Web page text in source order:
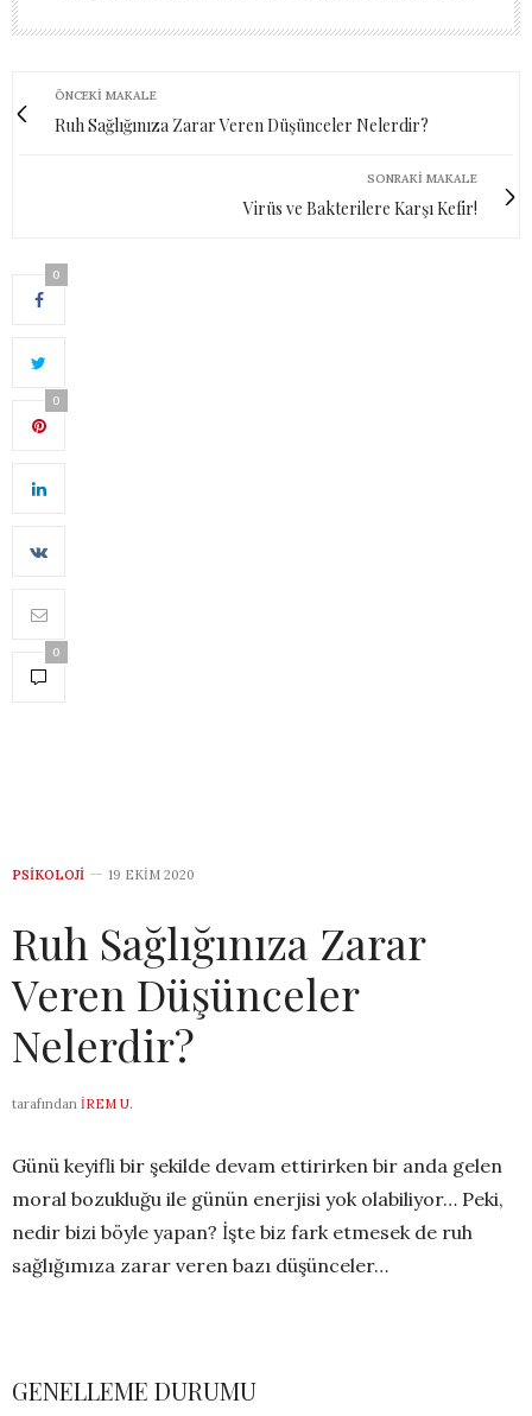
ÖNCEKI MAKALE
Ruh Sağlığınıza Zarar Veren Düşünceler Nelerdir?
SONRAKI MAKALE
Virüs ve Bakterilere Karşı Kefir!
0
0
0
PSIKOLOJI 19 EKIM 2020
Ruh Sağlığınıza Zarar
Veren Düşünceler
Nelerdir?
tarafından İREM U.
Günü keyifli bir şekilde devam ettirirken bir anda gelen
moral bozukluğu ile günün enerjisi yok olabiliyor… Peki,
nedir bizi böyle yapan? İşte biz fark etmesek de ruh
sağlığımıza zarar veren bazı düşünceler…
GENELLEME DURUMU